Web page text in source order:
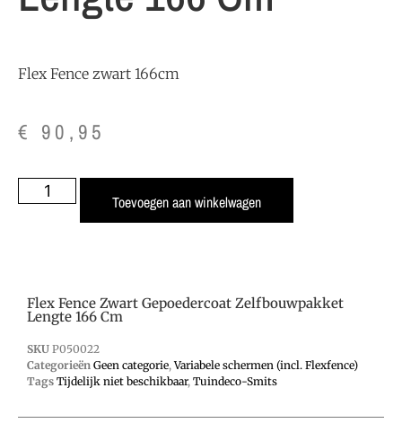
Flex Fence zwart 166cm
€ 90,95
Toevoegen aan winkelwagen
Flex Fence Zwart Gepoedercoat Zelfbouwpakket
Lengte 166 Cm
SKU P050022
Categorieën Geen categorie,Variabele schermen (incl. Flexfence)
Tags Tijdelijk niet beschikbaar, Tuindeco-Smits